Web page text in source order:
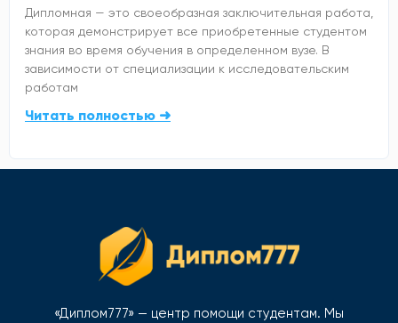
Дипломная — это своеобразная заключительная работа,
которая демонстрирует все приобретенные студентом
знания во время обучения в определенном вузе. В
зависимости от специализации к исследовательским
работам
Читать полностью ➜
«Диплом777» — центр помощи студентам. Мы